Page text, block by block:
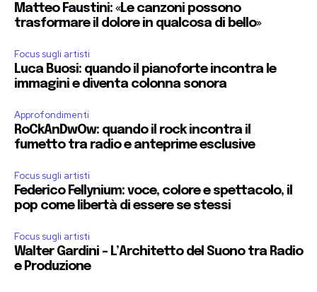
Matteo Faustini: «Le canzoni possono
trasformare il dolore in qualcosa di bello»
Focus sugli artisti
Luca Buosi: quando il pianoforte incontra le
immagini e diventa colonna sonora
Approfondimenti
RoCkAnDwOw: quando il rock incontra il
fumetto tra radio e anteprime esclusive
Focus sugli artisti
Federico Fellynium: voce, colore e spettacolo, il
pop come libertà di essere se stessi
Focus sugli artisti
Walter Gardini – L’Architetto del Suono tra Radio
e Produzione